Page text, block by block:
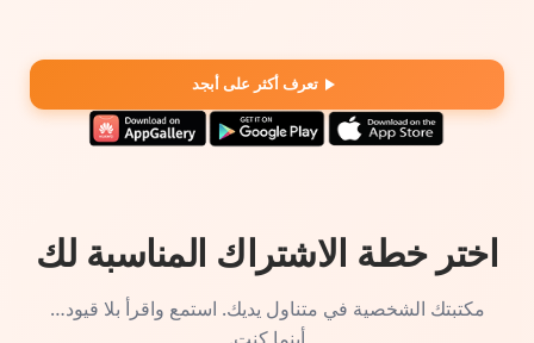
تعرف أكثر على أبجد
اختر خطة الاشتراك المناسبة لك
مكتبتك الشخصية في متناول يديك. استمع واقرأ بلا قيود…